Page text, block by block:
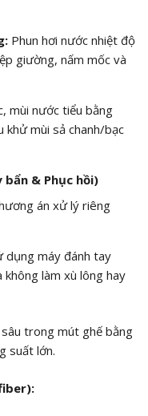
Phun hơi nước nhiệt độ
giường, nấm mốc và
mùi nước tiểu bằng
khử mùi sả chanh/bạc
bẩn & Phục hồi)
án xử lý riêng
máy đánh tay
làm xù lông hay
trong mút ghế bằng
suất lớn.